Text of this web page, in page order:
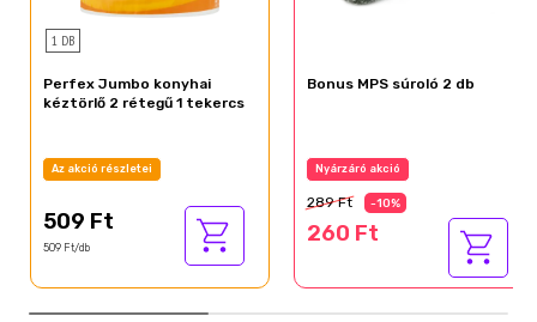
1 DB
Perfex Jumbo konyhai
kéztörlő 2 rétegű 1 tekercs
Az akció részletei
509 Ft
509 Ft/db
Bonus MPS súroló 2 db
Nyárzáró akció
289 Ft -10%
260 Ft